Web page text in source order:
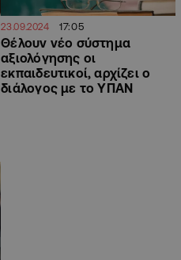
23.09.2024 17:05
Θέλουν νέο σύστημα
αξιολόγησης οι
εκπαιδευτικοί, αρχίζει ο
διάλογος με το ΥΠΑΝ